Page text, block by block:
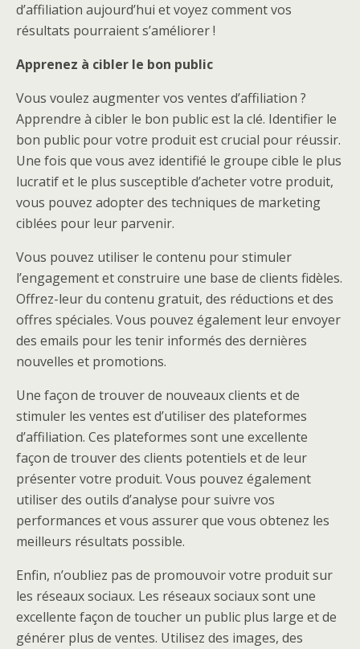
d’affiliation aujourd’hui et voyez comment vos
résultats pourraient s’améliorer !
Apprenez à cibler le bon public
Vous voulez augmenter vos ventes d’affiliation ?
Apprendre à cibler le bon public est la clé. Identifier le
bon public pour votre produit est crucial pour réussir.
Une fois que vous avez identifié le groupe cible le plus
lucratif et le plus susceptible d’acheter votre produit,
vous pouvez adopter des techniques de marketing
ciblées pour leur parvenir.
Vous pouvez utiliser le contenu pour stimuler
l’engagement et construire une base de clients fidèles.
Offrez-leur du contenu gratuit, des réductions et des
offres spéciales. Vous pouvez également leur envoyer
des emails pour les tenir informés des dernières
nouvelles et promotions.
Une façon de trouver de nouveaux clients et de
stimuler les ventes est d’utiliser des plateformes
d’affiliation. Ces plateformes sont une excellente
façon de trouver des clients potentiels et de leur
présenter votre produit. Vous pouvez également
utiliser des outils d’analyse pour suivre vos
performances et vous assurer que vous obtenez les
meilleurs résultats possible.
Enfin, n’oubliez pas de promouvoir votre produit sur
les réseaux sociaux. Les réseaux sociaux sont une
excellente façon de toucher un public plus large et de
générer plus de ventes. Utilisez des images, des